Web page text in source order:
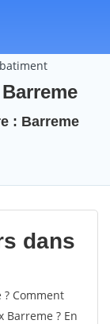
: Barreme
dans
Comment
? En